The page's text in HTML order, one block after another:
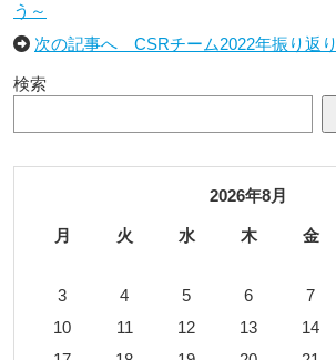
う～
次の記事へ CSRチーム2022年振り返り
検索
2026年8月
月 火 水 木 金
3
4 5 6 7
10
11 12 13 14